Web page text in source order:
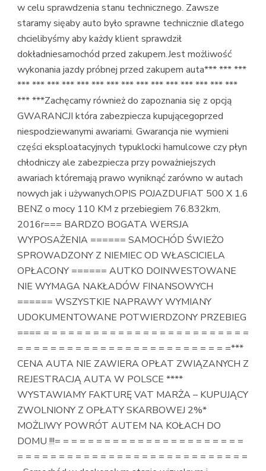
w celu sprawdzenia stanu technicznego. Zawsze
staramy sięaby auto było sprawne technicznie dlatego
chcielibyśmy aby każdy klient sprawdził
dokładniesamochód przed zakupem.Jest możliwość
wykonania jazdy próbnej przed zakupem auta*** *** ***
*** *** *** *** *** *** *** *** *** *** *** *** *** *** ***
*** ***Zachęcamy również do zapoznania się z opcją
GWARANCJI która zabezpiecza kupującegoprzed
niespodziewanymi awariami. Gwarancja nie wymieni
części eksploatacyjnych typuklocki hamulcowe czy płyn
chłodniczy ale zabezpiecza przy poważniejszych
awariach któremają prawo wyniknąć zarówno w autach
nowych jak i używanych.OPIS POJAZDUFIAT 500 X 1.6
BENZ o mocy 110 KM z przebiegiem 76.832km,
2016r=== BARDZO BOGATA WERSJA
WYPOSAŻENIA ====== SAMOCHÓD ŚWIEŻO
SPROWADZONY Z NIEMIEC OD WŁASCICIELA
OPŁACONY ====== AUTKO DOINWESTOWANE
NIE WYMAGA NAKŁADÓW FINANSOWYCH
====== WSZYSTKIE NAPRAWY WYMIANY
UDOKUMENTOWANE POTWIERDZONY PRZEBIEG
==== = = = = = = = = = = = = = = = = = = = = = = = = =
= = = = = = = = = = = = = = = = = = = = = = = = = =***
CENA AUTA NIE ZAWIERA OPŁAT ZWIĄZANYCH Z
REJESTRACJĄ AUTA W POLSCE ****
WYSTAWIAMY FAKTURĘ VAT MARŻA – KUPUJĄCY
ZWOLNIONY Z OPŁATY SKARBOWEJ 2%*
MOŻLIWY POWRÓT AUTEM NA KOŁACH DO
DOMU !!!= = = = = = = = = = = = = = = = = = = = = = =
= = = = = = = = = = = = = = = = = = = = = = = = = = = =